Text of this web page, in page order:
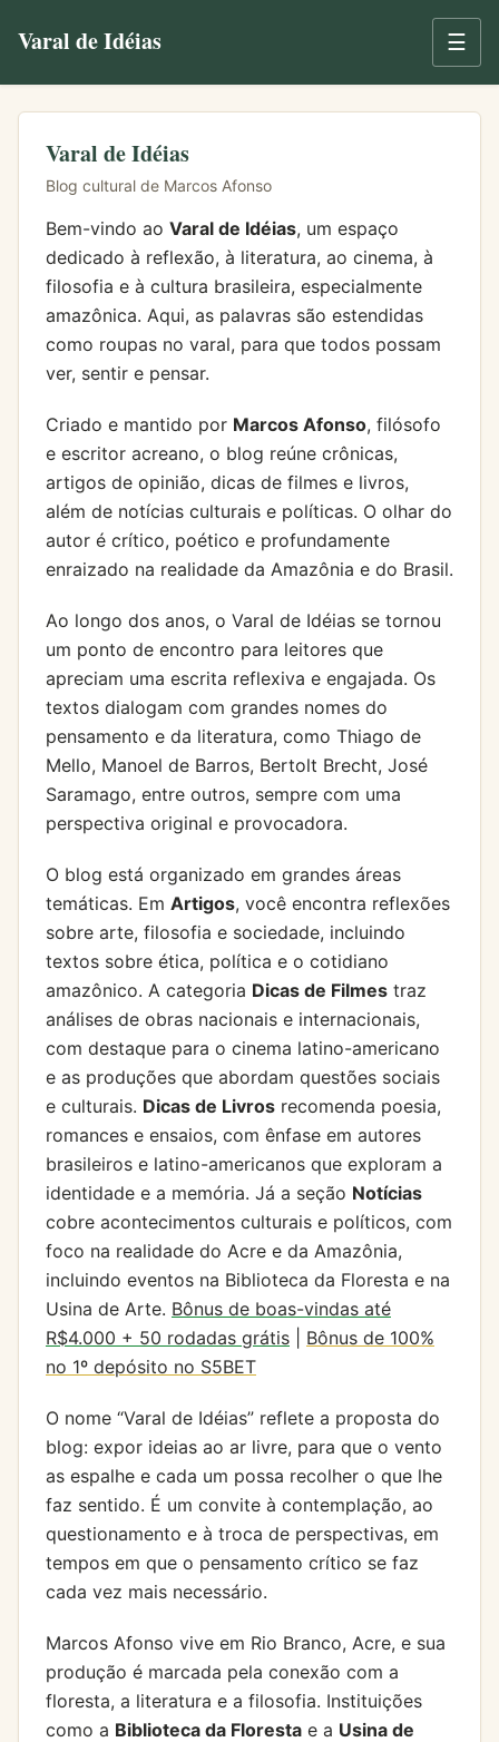
Varal de Idéias ☰
Varal de Idéias
Blog cultural de Marcos Afonso
Bem-vindo ao Varal de Idéias, um espaço
dedicado à reflexão, à literatura, ao cinema, à
filosofia e à cultura brasileira, especialmente
amazônica. Aqui, as palavras são estendidas
como roupas no varal, para que todos possam
ver, sentir e pensar.
Criado e mantido por Marcos Afonso, filósofo
e escritor acreano, o blog reúne crônicas,
artigos de opinião, dicas de filmes e livros,
além de notícias culturais e políticas. O olhar do
autor é crítico, poético e profundamente
enraizado na realidade da Amazônia e do Brasil.
Ao longo dos anos, o Varal de Idéias se tornou
um ponto de encontro para leitores que
apreciam uma escrita reflexiva e engajada. Os
textos dialogam com grandes nomes do
pensamento e da literatura, como Thiago de
Mello, Manoel de Barros, Bertolt Brecht, José
Saramago, entre outros, sempre com uma
perspectiva original e provocadora.
O blog está organizado em grandes áreas
temáticas. Em Artigos, você encontra reflexões
sobre arte, filosofia e sociedade, incluindo
textos sobre ética, política e o cotidiano
amazônico. A categoria Dicas de Filmes traz
análises de obras nacionais e internacionais,
com destaque para o cinema latino-americano
e as produções que abordam questões sociais
e culturais. Dicas de Livros recomenda poesia,
romances e ensaios, com ênfase em autores
brasileiros e latino-americanos que exploram a
identidade e a memória. Já a seção Notícias
cobre acontecimentos culturais e políticos, com
foco na realidade do Acre e da Amazônia,
incluindo eventos na Biblioteca da Floresta e na
Usina de Arte. Bônus de boas-vindas até
R$4.000 + 50 rodadas grátis
Bônus de 100%
no 1º depósito no S5BET
O nome “Varal de Idéias” reflete a proposta do
blog: expor ideias ao ar livre, para que o vento
as espalhe e cada um possa recolher o que lhe
faz sentido. É um convite à contemplação, ao
questionamento e à troca de perspectivas, em
tempos em que o pensamento crítico se faz
cada vez mais necessário.
Marcos Afonso vive em Rio Branco, Acre, e sua
produção é marcada pela conexão com a
floresta, a literatura e a filosofia. Instituições
como a Biblioteca da Floresta e a Usina de